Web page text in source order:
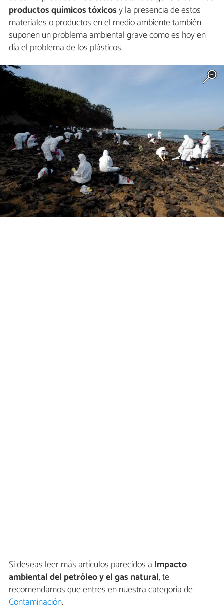
productos químicos tóxicosy la presencia de estos
materiales o productos en el medio ambiente también
suponen un problema ambiental grave como es hoy en
día el problema de los plásticos.
Si deseas leer más artículos parecidos a Impacto
ambiental del petróleo y el gas natural, te
recomendamos que entres en nuestra categoría de
Contaminación.